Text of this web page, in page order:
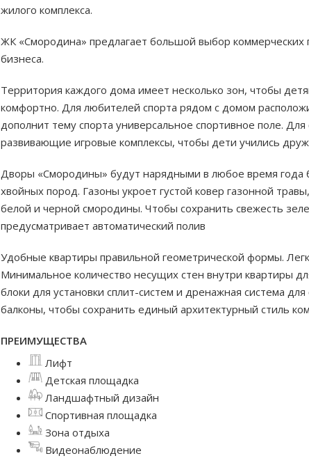
жилого комплекса.
ЖК «Смородина» предлагает большой выбор
бизнеса.
Территория каждого дома имеет несколько зон, чтобы
комфортно. Для любителей спорта рядом с домом
дополнит тему спорта универсальное спортивное поле.
развивающие игровые комплексы, чтобы дети учились
Дворы «Смородины» будут нарядными в любое время года
хвойных пород. Газоны укроет густой ковер газонной
белой и черной смородины. Чтобы сохранить свежесть
предусматривает автоматический полив
Удобные квартиры правильной геометрической формы.
Минимальное количество несущих стен внутри квартиры
блоки для установки сплит-систем и дренажная система
балконы, чтобы сохранить единый архитектурный стиль
ПРЕИМУЩЕСТВА
Лифт
Детская площадка
Ландшафтный дизайн
Спортивная площадка
Зона отдыха
Видеонаблюдение